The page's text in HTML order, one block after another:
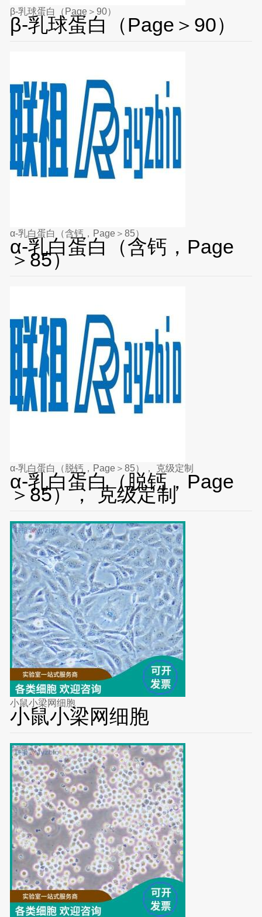
β-乳球蛋白（Page＞90）
β-乳球蛋白（Page＞90）
α-乳白蛋白（含钙，Page＞85）
α-乳白蛋白（含钙，Page
＞85）
α-乳白蛋白（脱钙，Page＞85）， 克级定制
α-乳白蛋白（脱钙，Page
＞85）， 克级定制
小鼠小梁网细胞
小鼠小梁网细胞